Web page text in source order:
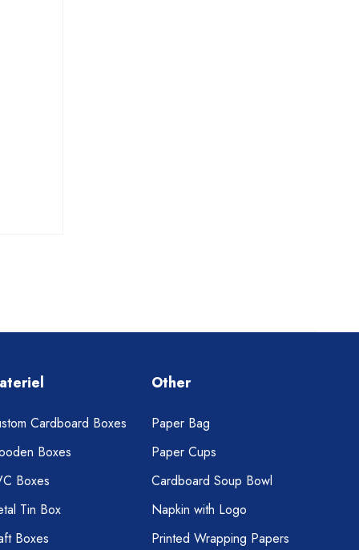
Cardboard Boxes
Boxes
Boxes
Tin Box
Boxes
Other
Paper Bag
Paper Cups
Cardboard Soup Bowl
Napkin with Logo
Printed Wrapping Papers